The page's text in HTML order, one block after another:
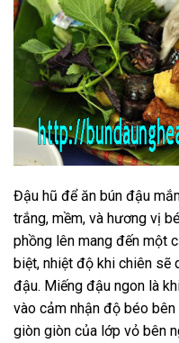
Đậu hũ để ăn bún đậu
trắng, mềm, và hương vị
phồng lên mang đến một
biệt, nhiệt độ khi chiên sẽ
đậu. Miếng đậu ngon là
vào cảm nhận độ béo
giòn giòn của lớp vỏ bên